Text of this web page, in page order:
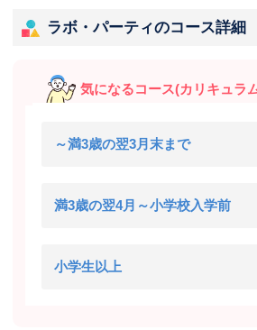
ラボ・パーティのコース詳細
気になるコース(カリキュラ
～満3歳の翌3月末まで
満3歳の翌4月～小学校入学前
小学生以上